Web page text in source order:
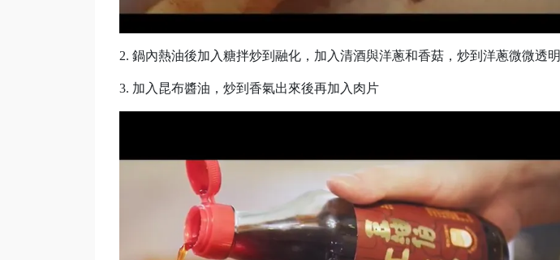
2. 鍋內熱油後加入糖拌炒到融化，加入清酒與洋蔥和香菇，炒到洋蔥微微透明
3. 加入昆布醬油，炒到香氣出來後再加入肉片